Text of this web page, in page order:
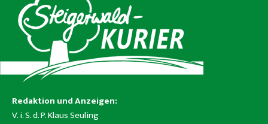
Redaktion und Anzeigen:
V. i. S. d. P. Klaus Seuling